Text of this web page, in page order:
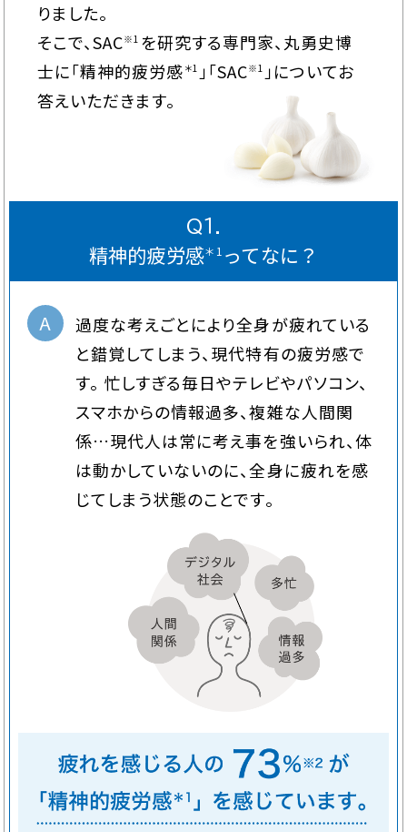
りました。
そこで、SAC※1 を研究する専門家、丸勇史博
士に「精神的疲労感 ＊1 」「SAC※1 」についてお
答えいただきます。
Q１.
精神的疲労感＊1 ってなに？
A
過度な考えごとにより全身が疲れている
と錯覚してしまう、現代特有の疲労感で
す。 忙しすぎる毎日やテレビやパソコン、
スマホからの情報過多、複雑な人間関
係…現代人は常に考え事を強いられ、体
は動かしていないのに、全身に疲れを感
じてしまう状態のことです。